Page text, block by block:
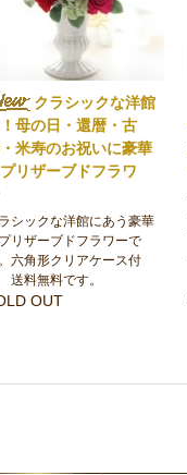
クラシックな洋館
母の日・還暦・古
米寿のお祝いに豪華
リザーブドフラワ
シックな洋館にあう豪華
リザーブドフラワーで
六角形クリアケース付
送料無料です。
OUT